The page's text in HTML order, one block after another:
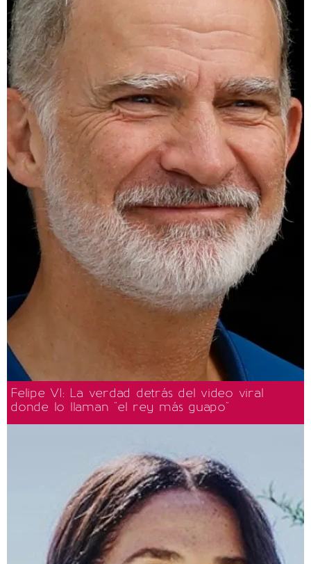
Felipe VI: La verdad detrás del video viral
donde lo llaman "el rey más guapo"